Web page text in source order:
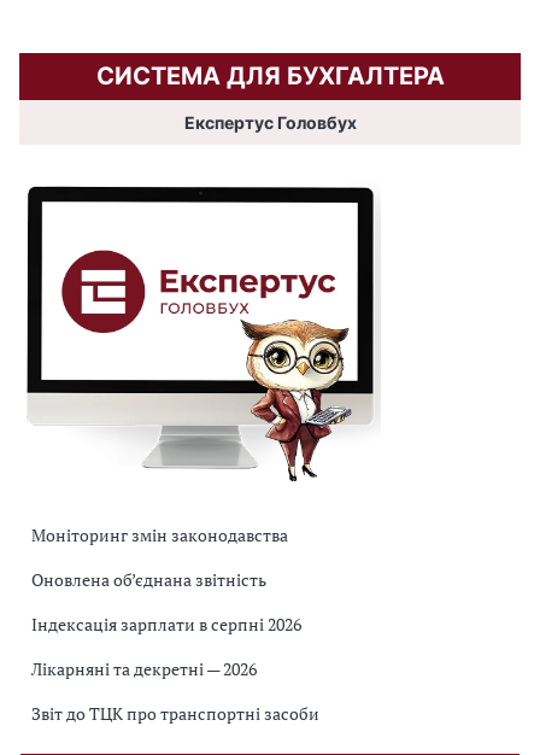
СИСТЕМА ДЛЯ БУХГАЛТЕРА
Експертус Головбух
Моніторинг змін законодавства
Оновлена об’єднана звітність
Індексація зарплати в серпні 2026
Лікарняні та декретні — 2026
Звіт до ТЦК про транспортні засоби